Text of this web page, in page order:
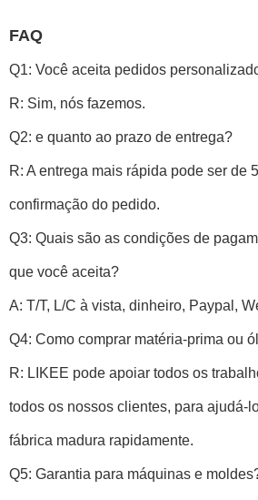
FAQ
Q1: Você aceita pedidos
R: Sim, nós fazemos.
Q2: e quanto ao prazo de entrega?
R: A entrega mais rápida pode ser de
confirmação do pedido.
Q3: Quais são as condições de
que você aceita?
A: T/T, L/C à vista, dinheiro, Paypal,
Q4: Como comprar matéria-prima ou
R: LIKEE pode apoiar todos os
todos os nossos clientes, para ajudá-
fábrica madura rapidamente.
Q5: Garantia para máquinas e